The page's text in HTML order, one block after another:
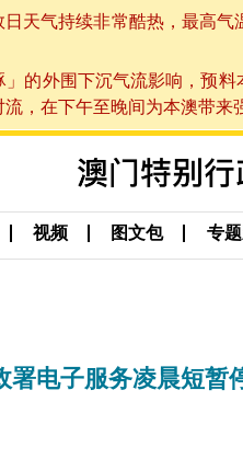
天气持续非常酷热，最高
的外围下沉气流影响，预
，在下午至晚间为本澳带
视频 图文包 专
署电子服务凌晨短暂